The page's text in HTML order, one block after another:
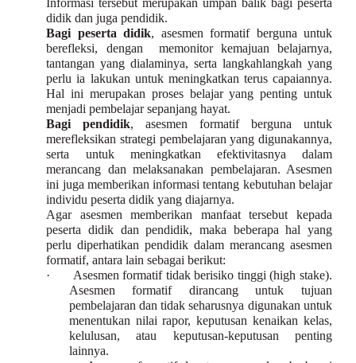
didik dan juga pendidik.
Bagi peserta didik, asesmen formatif berguna untuk
berefleksi, dengan memonitor kemajuan belajarnya,
tantangan yang dialaminya, serta langkahlangkah yang
perlu ia lakukan untuk meningkatkan terus capaiannya.
Hal ini merupakan proses belajar yang penting untuk
menjadi pembelajar sepanjang hayat.
Bagi pendidik, asesmen formatif berguna untuk
merefleksikan strategi pembelajaran yang digunakannya,
serta untuk meningkatkan efektivitasnya dalam
merancang dan melaksanakan pembelajaran. Asesmen
ini juga memberikan informasi tentang kebutuhan belajar
individu peserta didik yang diajarnya.
Agar asesmen memberikan manfaat tersebut kepada
peserta didik dan pendidik, maka beberapa hal yang
perlu diperhatikan pendidik dalam merancang asesmen
formatif, antara lain sebagai berikut:
·
Asesmen formatif tidak berisiko tinggi (high stake).
Asesmen formatif dirancang untuk tujuan
pembelajaran dan tidak seharusnya digunakan untuk
menentukan nilai rapor, keputusan kenaikan kelas,
kelulusan, atau keputusan-keputusan penting
lainnya.